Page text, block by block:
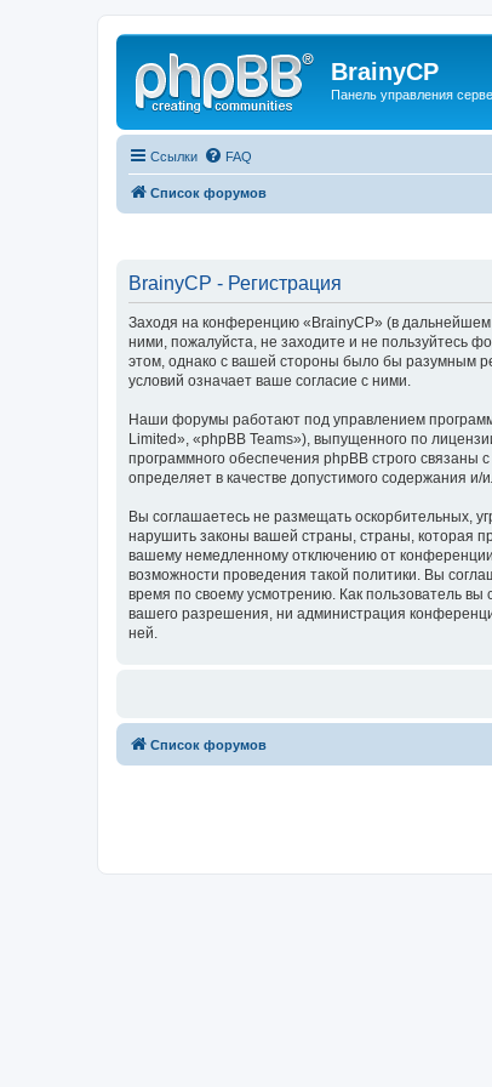
BrainyCP
Панель управления
Ссылки FAQ
Список форумов
BrainyCP - Регистрация
Заходя на конференцию «BrainyCP» (в
ними, пожалуйста, не заходите и не пользуйтесь
этом, однако с вашей стороны было бы разумным
условий означает ваше согласие с ними.
Наши форумы работают под управлением
Limited», «phpBB Teams»), выпущенного по
программного обеспечения phpBB строго
определяет в качестве допустимого содержания
Вы соглашаетесь не размещать оскорбительных,
нарушить законы вашей страны, страны, которая
вашему немедленному отключению от
возможности проведения такой политики. Вы
время по своему усмотрению. Как пользователь
вашего разрешения, ни администрация
ней.
Список форумов